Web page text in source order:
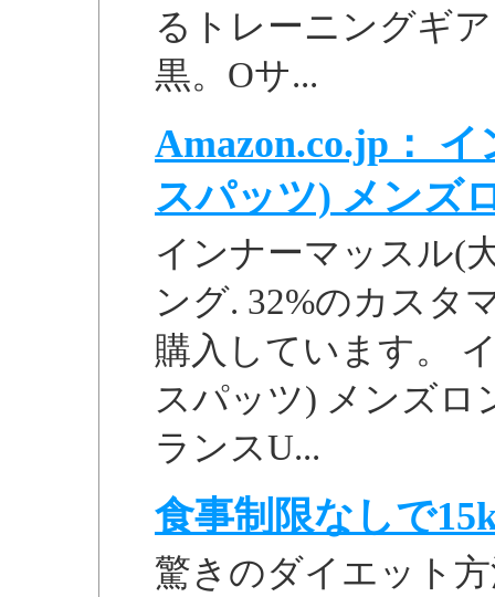
るトレーニングギ
黒。Oサ...
Amazon.co.jp：
スパッツ) メンズ
インナーマッスル(
ング. 32%のカスタ
購入しています。
スパッツ) メンズロ
ランスU...
食事制限なしで
驚きのダイエット